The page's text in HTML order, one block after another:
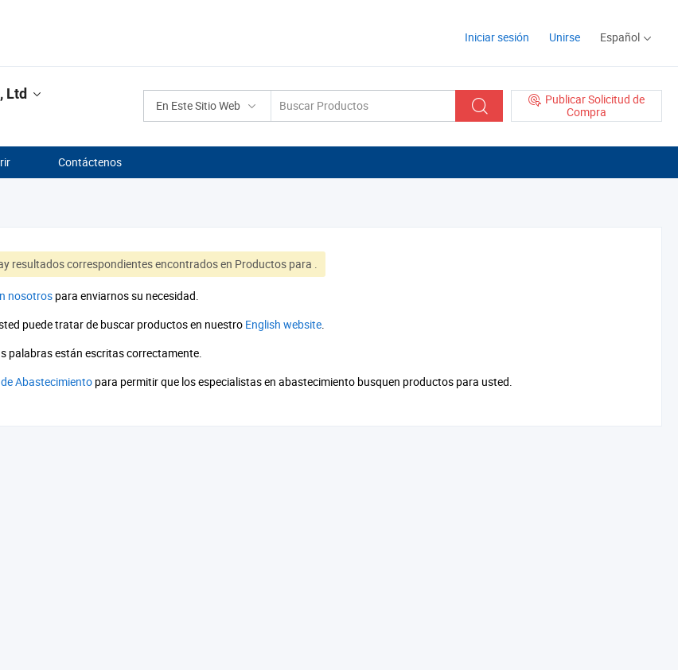
Iniciar sesión Unirse Español
En Este Sitio Web
Publicar Solicitud de
Compra
Ltd
Contáctenos
resultados correspondientes encontrados en Productos para .
nosotros para enviarnos su necesidad.
puede tratar de buscar productos en nuestro English website.
palabras están escritas correctamente.
Abastecimiento para permitir que los especialistas en abastecimiento busquen productos para usted.